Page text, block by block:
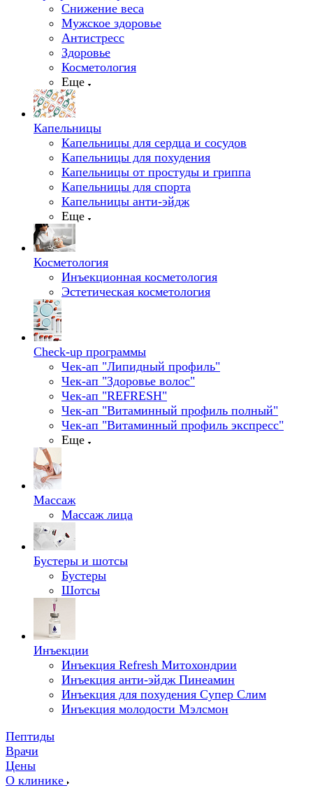
Снижение веса
Мужское здоровье
Антистресс
Здоровье
Косметология
Еще
Капельницы
Капельницы для сердца и сосудов
Капельницы для похудения
Капельницы от простуды и гриппа
Капельницы для спорта
Капельницы анти-эйдж
Еще
Косметология
Инъекционная косметология
Эстетическая косметология
Check-up программы
Чек-ап "Липидный профиль"
Чек-ап "Здоровье волос"
Чек-ап "REFRESH"
Чек-ап "Витаминный профиль полный"
Чек-ап "Витаминный профиль экспресс"
Еще
Массаж
Массаж лица
Бустеры и шотсы
Бустеры
Шотсы
Инъекции
Инъекция Refresh Митохондрии
Инъекция анти-эйдж Пинеамин
Инъекция для похудения Супер Слим
Инъекция молодости Мэлсмон
Пептиды
Врачи
Цены
О клинике